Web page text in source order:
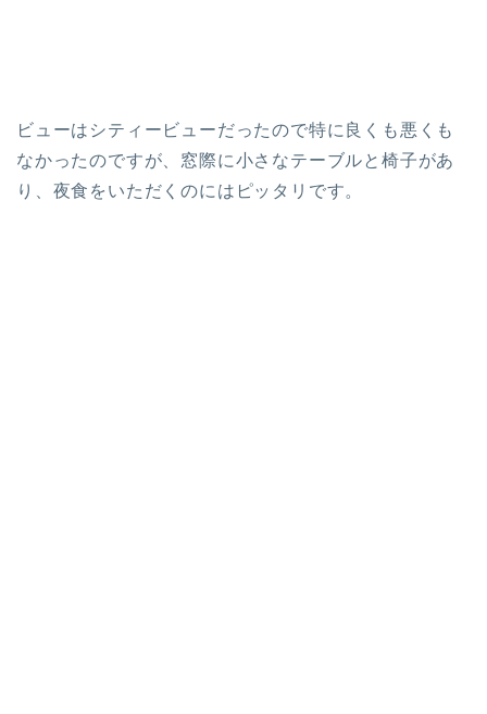
ビューはシティービューだったので特に良くも悪くも
なかったのですが、窓際に小さなテーブルと椅子があ
り、夜食をいただくのにはピッタリです。